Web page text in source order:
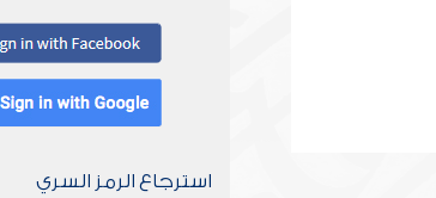
استرجاع الرمز السري